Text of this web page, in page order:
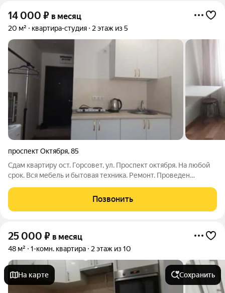
14 000 ₽ в месяц
20 м² квартира-студия 2 этаж из 5
проспект Октября,85
Сдам квартиру ост. Горсовет, ул. Проспект октября. На любой
срок. Вся мебель и бытовая техника. Ремонт. Проведен
Рядом находятся остановка, магазины, парк Гафури. Показ в
любое время.
Позвонить
25 000 ₽ в месяц
48 м² 1-комн. квартира 2 этаж из 10
На карте Сохранить